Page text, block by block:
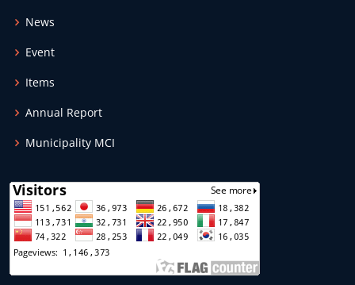
News
Event
Items
Annual Report
Municipality MCI